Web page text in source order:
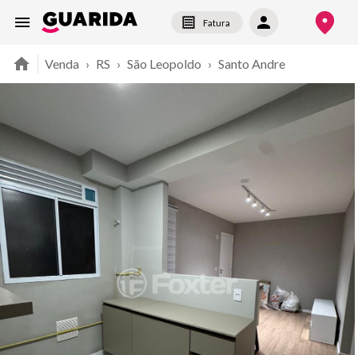
Fatura
Venda › RS › São Leopoldo › Santo Andre